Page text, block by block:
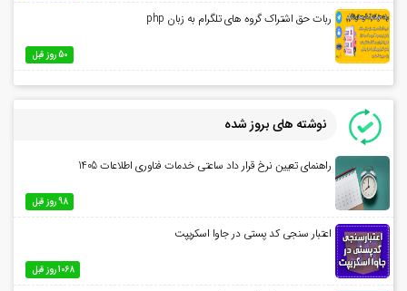
ربات حق اشتراک گروه های تلگرام به زبان php
50 روز قبل
نوشته های بروز شده
راهنمای تعیین نرخ قرار داد ساعتی خدمات فناوری اطلاعات 1405
98 روز قبل
اعتبار سنجی کد پستی در جاوا اسکریپت
1068 روز قبل